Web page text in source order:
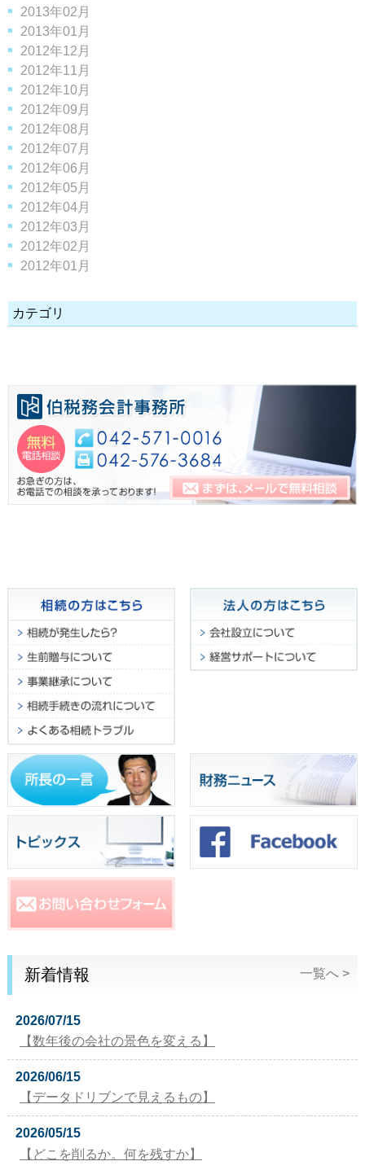
2013年02月
2013年01月
2012年12月
2012年11月
2012年10月
2012年09月
2012年08月
2012年07月
2012年06月
2012年05月
2012年04月
2012年03月
2012年02月
2012年01月
カテゴリ
新着情報 一覧へ >
2026/07/15
【数年後の会社の景色を変える】
2026/06/15
【データドリブンで見えるもの】
2026/05/15
【どこを削るか。何を残すか】